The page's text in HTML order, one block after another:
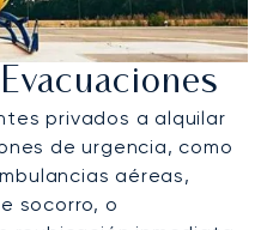
privados a alquilar
de urgencia, como
aéreas,
socorro, o